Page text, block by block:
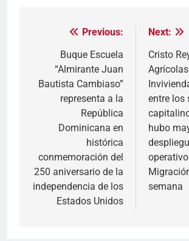
Navegación
entradas
Previous:
Buque Escuela
“Almirante Juan
Bautista Cambiaso”
representa a la
República
Dominicana en
histórica
conmemoración del
250 aniversario de la
independencia de los
Estados Unidos
Next:
Cristo
entre los
hubo
semana